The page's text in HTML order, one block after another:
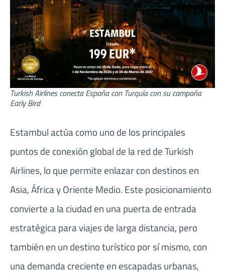
Turkish Airlines conecta España con Turquía con su campaña
Early Bird
Estambulactúa como uno de los principales
puntos de conexión global de la red de Turkish
Airlines, lo que permite enlazar con destinos en
Asia, África y Oriente Medio. Este posicionamiento
convierte a la ciudad en una puerta de entrada
estratégica para viajes de larga distancia, pero
también en un destino turístico por sí mismo, con
una demanda creciente en escapadas urbanas,